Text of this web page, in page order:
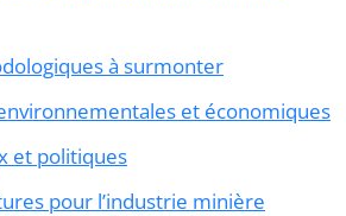
à surmonter
et économiques
et politiques
pour l’industrie minière